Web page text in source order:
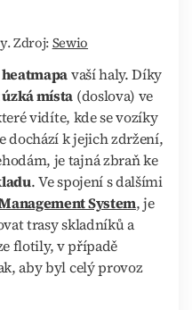
Zdroj: Sewio
heatmapavaší haly. Díky
místa (doslova) ve
vidíte, kde se vozíky
dochází k jejich zdržení,
je tajná zbraň ke
. Ve spojení s dalšími
System, je
trasy skladníků a
flotily, v případě
aby byl celý provoz